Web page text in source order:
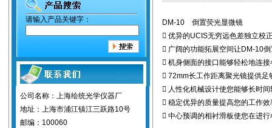
请输入产品关键字：
公司名称：上海绘统光学仪器厂
地址：上海市浦江镇江三跃路10号
邮编：100060
DM-10 倒置荧光显微镜
 优异的UCIS无穷远色差独立校
 广阔的功能拓展空间让DM-10
 机身侧面的接口能够轻松地连
 72mm长工作距离聚光镜提供足
 人性化机械设计使您能够长时
 稳定优异的质量提高您的工作效
 中心预调的相衬滑板使您在进